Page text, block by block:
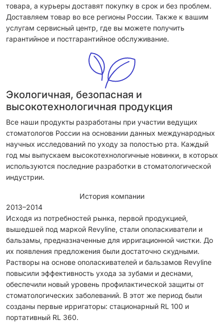
товара, а курьеры доставят покупку в срок и без проблем.
Доставляем товар во все регионы России. Также к вашим
услугам сервисный центр, где вы можете получить
гарантийное и постгарантийное обслуживание.
Экологичная, безопасная и
высокотехнологичная продукция
Все наши продукты разработаны при участии ведущих
стоматологов России на основании данных международных
научных исследований по уходу за полостью рта. Каждый
год мы выпускаем высокотехнологичные новинки, в которых
используются последние разработки в стоматологической
индустрии.
История компании
2013–2014
Исходя из потребностей рынка, первой продукцией,
вышедшей под маркой Revyline, стали ополаскиватели и
бальзамы, предназначенные для ирригационной чистки. До
их появления предложения были достаточно скудными.
Растворы на основе ополаскивателей и бальзамов Revyline
повысили эффективность ухода за зубами и деснами,
обеспечили новый уровень профилактической защиты от
стоматологических заболеваний. В этот же период были
созданы первые ирригаторы: стационарный RL 100 и
портативный RL 360.